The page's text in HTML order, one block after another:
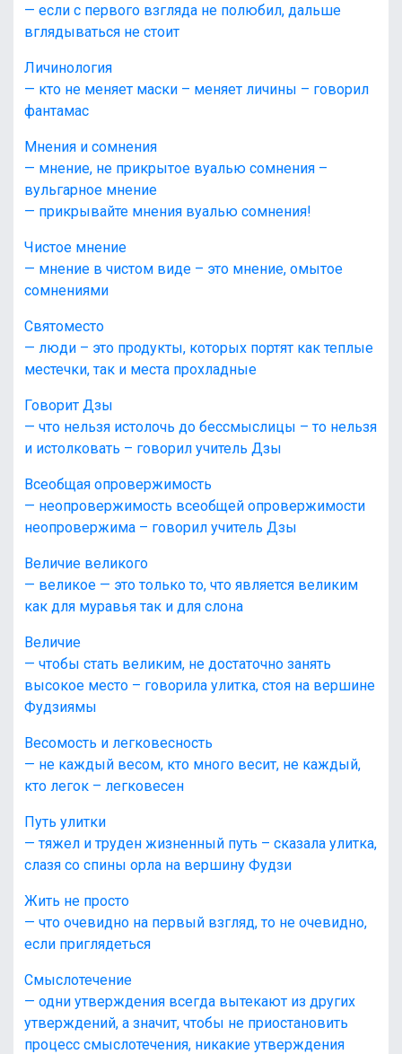
— если с первого взгляда не полюбил, дальше
вглядываться не стоит
Личинология
— кто не меняет маски – меняет личины – говорил
фантамас
Мнения и сомнения
— мнение, не прикрытое вуалью сомнения –
вульгарное мнение
— прикрывайте мнения вуалью сомнения!
Чистое мнение
— мнение в чистом виде – это мнение, омытое
сомнениями
Святоместо
— люди – это продукты, которых портят как теплые
местечки, так и места прохладные
Говорит Дзы
— что нельзя истолочь до бессмыслицы – то нельзя
и истолковать – говорил учитель Дзы
Всеобщая опровержимость
— неопровержимость всеобщей опровержимости
неопровержима – говорил учитель Дзы
Величие великого
— великое — это только то, что является великим
как для муравья так и для слона
Величие
— чтобы стать великим, не достаточно занять
высокое место – говорила улитка, стоя на вершине
Фудзиямы
Весомость и легковесность
— не каждый весом, кто много весит, не каждый,
кто легок – легковесен
Путь улитки
— тяжел и труден жизненный путь – сказала улитка,
слазя со спины орла на вершину Фудзи
Жить не просто
— что очевидно на первый взгляд, то не очевидно,
если приглядеться
Смыслотечение
— одни утверждения всегда вытекают из других
утверждений, а значит, чтобы не приостановить
процесс смыслотечения, никакие утверждения